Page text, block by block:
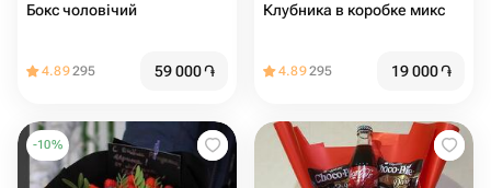
Бокс чоловічий
4.89295 59 000֏
Клубника в коробке микс
4.89295 19 000֏
-10%